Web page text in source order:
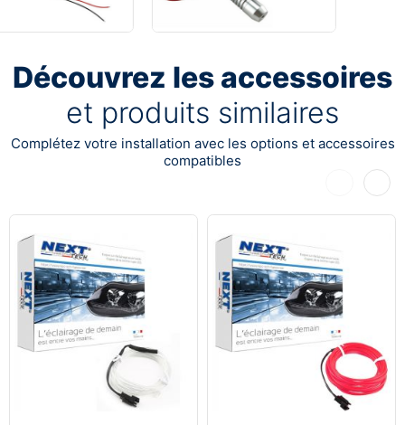
Découvrez les accessoires
et produits similaires
Complétez votre installation avec les options et accessoires
compatibles
Précédent